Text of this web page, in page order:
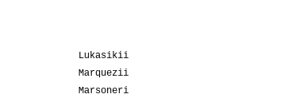
Lukasikii
Marquezii
Marsoneri